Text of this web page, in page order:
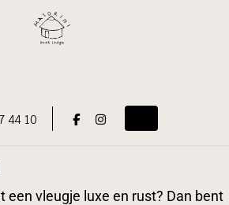
44 10
een vleugje luxe en rust? Dan bent